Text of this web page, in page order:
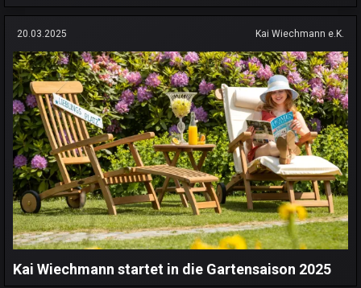
20.03.2025 Kai Wiechmann e.K.
Kai Wiechmann startet in die Gartensaison 2025